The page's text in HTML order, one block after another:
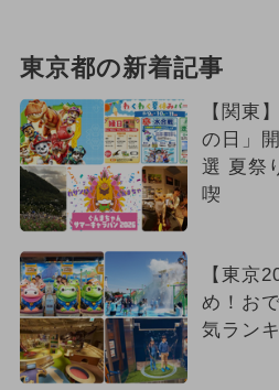
東京都の新着記事
【関東
の日」
選 夏祭
喫
【東京
め！お
気ラン